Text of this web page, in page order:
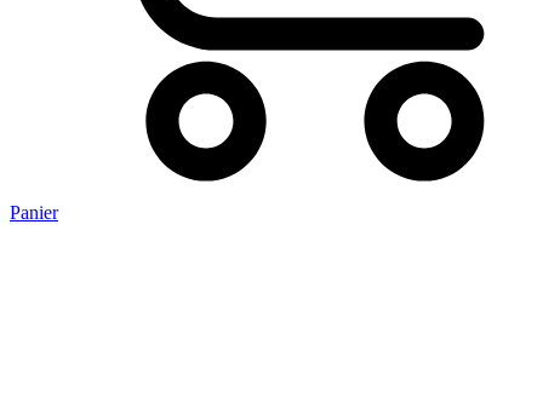
Panier